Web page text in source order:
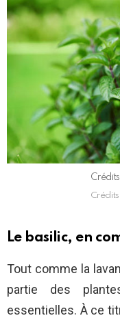
Le basilic, en
Tout comme la
partie des
essentielles. À ce